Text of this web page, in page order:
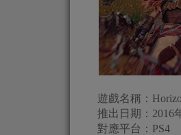
遊戲名稱：
推出日期：2016
對應平台：PS4